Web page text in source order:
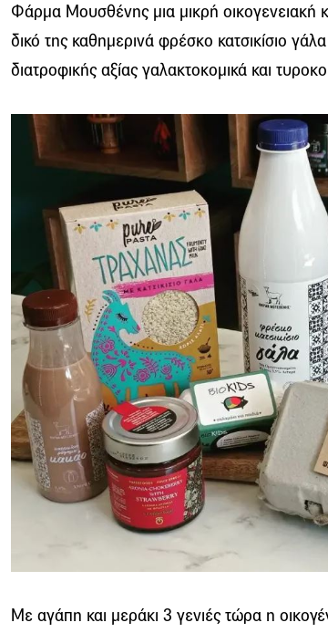
Φάρμα Μουσθένης μια μικρή οικογενειακή
δικό της καθημερινά φρέσκο κατσικίσιο
διατροφικής αξίας γαλακτοκομικά και
Με αγάπη και μεράκι 3 γενιές τώρα η